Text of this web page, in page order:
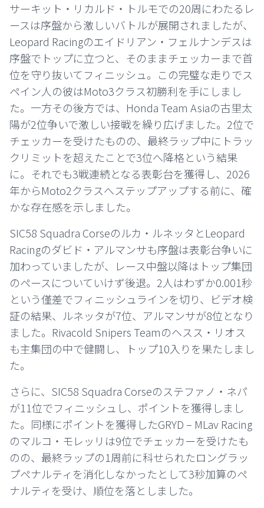
サーキット・リカルド・トルモでの20周にわたるレ
ースは序盤から激しいバトルが展開されましたが、
Leopard Racingのエイドリアン・フェルナンデスは
序盤でトップに立つと、そのままチェッカーまで首
位を守り抜いてフィニッシュ。この完璧な走りでス
ペイン人の彼はMoto3クラス初勝利を手にしまし
た。一方その後方では、Honda Team Asiaの古里太
陽が2位争いで激しい接戦を繰り広げました。2位で
チェッカーを受けたものの、最終ラップ中にトラッ
クリミットを超えたことで3位へ降格という結果
に。それでも3戦連続となる表彰台を獲得し、2026
年からMoto2クラスへステップアップする前に、確
かな存在感を示しました。
SIC58 Squadra Corseのルカ・ルネッタとLeopard
Racingのダビド・アルマンサも序盤は表彰台争いに
加わっていましたが、レース中盤以降はトップ集団
のペースについていけず後退。2人はわずか0.001秒
という僅差でフィニッシュラインを切り、ビデオ検
証の結果、ルネッタが7位、アルマンサが8位となり
ました。Rivacold Snipers Teamのヘスス・リオス
も主集団の中で健闘し、トップ10入りを果たしまし
た。
さらに、SIC58 Squadra Corseのステファノ・ネパ
が11位でフィニッシュし、ポイントを獲得しまし
た。同様にポイントを獲得したGRYD – MLav Racing
のマルコ・モレッリは9位でチェッカーを受けたも
のの、最終ラップの1周前に科せられたロングラッ
プペナルティを消化しなかったとして3秒加算のペ
ナルティを受け、順位を落としました。